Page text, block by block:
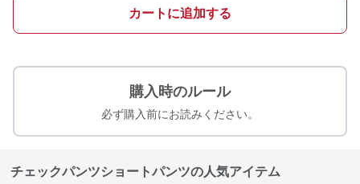
カートに追加する
購入時のルール
必ず購入前にお読みください。
チェックパンツショートパンツの人気アイテム